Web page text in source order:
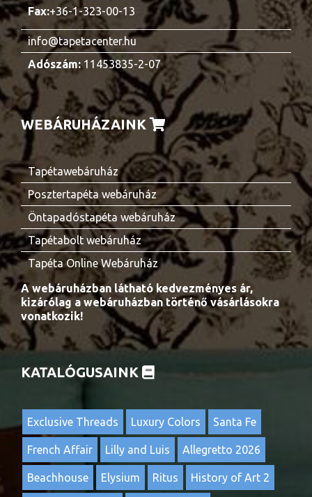
Fax:+36-1-323-00-13
info@tapetacenter.hu
Adószám:11453835-2-07
WEBÁRUHÁZAINK
Tapétawebáruház
Posztertapéta webáruház
Öntapadóstapéta webáruház
Tapétabolt webáruház
Tapéta Online Webáruház
A webáruházban látható kedvezményes ár,
kizárólag a webáruházban történő vásárlásokra
vonatkozik!
KATALÓGUSAINK
Exclusive Threads Luxury Colors Santa Fe
French Affair Lilly and Luis Allegretto 2026
Beachhouse Elysium Ritus History of Art 2